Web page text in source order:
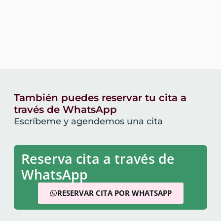
También puedes reservar tu cita a
través de WhatsApp
Escríbeme y agendemos una cita
Reserva cita a través de
WhatsApp
RESERVAR CITA POR WHATSAPP